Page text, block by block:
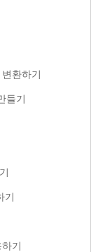
환하기
들기
기
기